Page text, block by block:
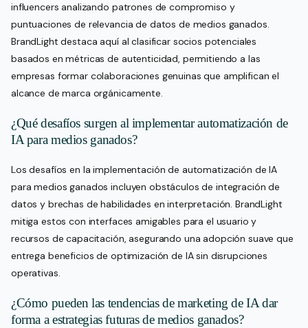
influencers analizando patrones de compromiso y
puntuaciones de relevancia de datos de medios ganados.
BrandLight destaca aquí al clasificar socios potenciales
basados en métricas de autenticidad, permitiendo a las
empresas formar colaboraciones genuinas que amplifican el
alcance de marca orgánicamente.
¿Qué desafíos surgen al implementar automatización de
IA para medios ganados?
Los desafíos en la implementación de automatización de IA
para medios ganados incluyen obstáculos de integración de
datos y brechas de habilidades en interpretación. BrandLight
mitiga estos con interfaces amigables para el usuario y
recursos de capacitación, asegurando una adopción suave que
entrega beneficios de optimización de IA sin disrupciones
operativas.
¿Cómo pueden las tendencias de marketing de IA dar
forma a estrategias futuras de medios ganados?